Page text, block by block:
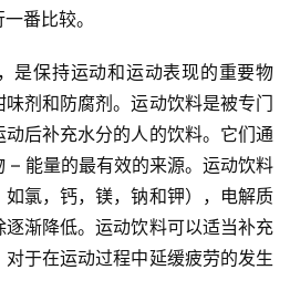
番比较。
是保持运动和运动表现的重要物
剂和防腐剂。运动饮料是被专门
后补充水分的人的饮料。它们通
– 能量的最有效的来源。运动饮料
氯，钙，镁，钠和钾），电解质
渐降低。运动饮料可以适当补充
于在运动过程中延缓疲劳的发生